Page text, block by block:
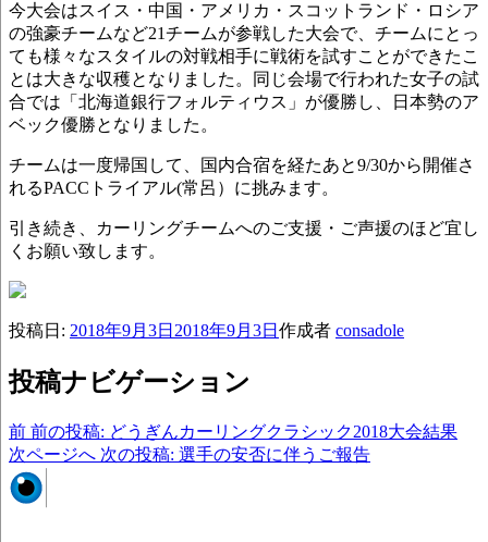
今大会はスイス・中国・アメリカ・スコットランド・ロシア
の強豪チームなど21チームが参戦した大会で、チームにとっ
ても様々なスタイルの対戦相手に戦術を試すことができたこ
とは大きな収穫となりました。同じ会場で行われた女子の試
合では「北海道銀行フォルティウス」が優勝し、日本勢のア
ベック優勝となりました。
チームは一度帰国して、国内合宿を経たあと9/30から開催さ
れるPACCトライアル(常呂）に挑みます。
引き続き、カーリングチームへのご支援・ご声援のほど宜し
くお願い致します。
投稿日: 2018年9月3日 2018年9月3日 作成者 consadole
投稿ナビゲーション
前 前の投稿: どうぎんカーリングクラシック2018大会結果
次ページへ 次の投稿: 選手の安否に伴うご報告